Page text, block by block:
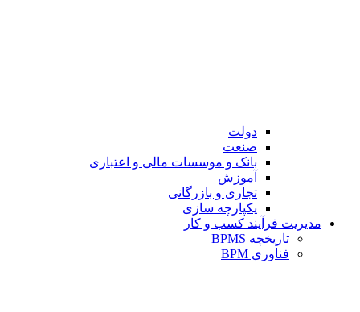
دولت
صنعت
بانک و موسسات مالی و اعتباری
آموزش
تجاری و بازرگانی
یکپارچه سازی
مدیریت فرآیند کسب و کار
تاریخچه BPMS
فناوری BPM